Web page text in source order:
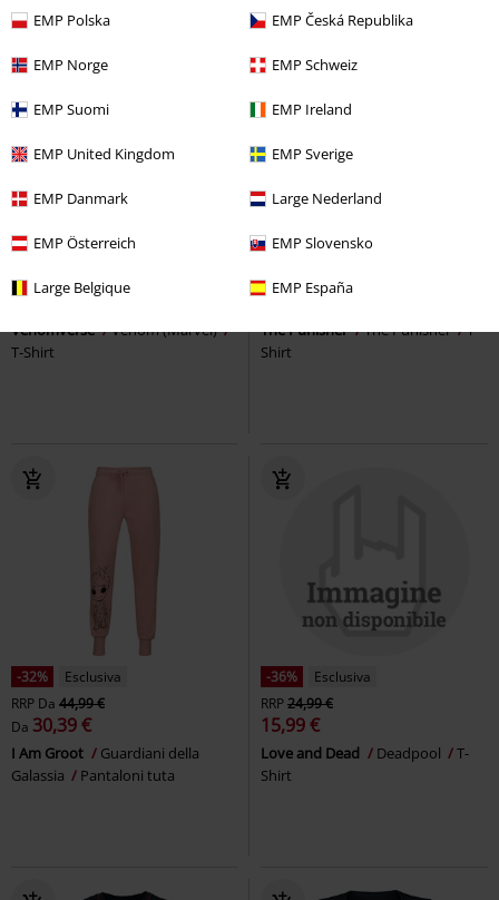
EMP Polska EMP Česká Republika
EMP Norge EMP Schweiz
EMP Suomi EMP Ireland
EMP United Kingdom EMP Sverige
EMP Danmark Large Nederland
EMP Österreich EMP Slovensko
Large Belgique EMP España
%
15,99 €
Venomverse
Venom (Marvel)
T-Shirt
19,99 €
The Punisher The Punisher
T-
Shirt
-32%
Esclusiva
RRP Da 44,99 €
Da 30,39 €
I Am Groot
Guardiani della
Galassia
Pantaloni tuta
-36%
Esclusiva
RRP24,99 €
15,99 €
Love and Dead Deadpool
T-
Shirt